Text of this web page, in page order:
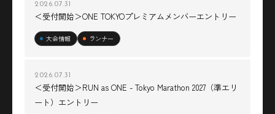
2026.07.31
＜受付開始＞ONE TOKYOプレミアムメンバーエントリー
大会情報 ランナー
2026.07.31
＜受付開始＞RUN as ONE - Tokyo Marathon 2027（準エリ
ート）エントリー